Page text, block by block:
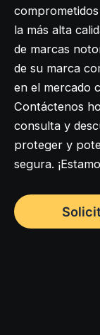
la más alta
de marcas
de su marca
en el mercado
Contáctenos
consulta y
proteger y
segura.